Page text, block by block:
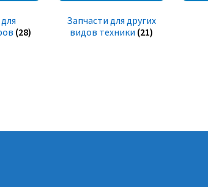
(28)
Запчасти для других
видов техники (21)